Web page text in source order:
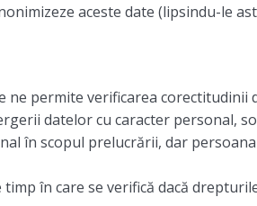
aceste date (lipsindu-le
ne permite verificarea corectitudinii
datelor cu caracter personal,
în scopul prelucrării, dar
în care se verifică dacă